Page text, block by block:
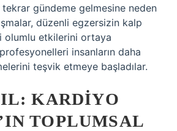
tekrar gündeme gelmesine neden
düzenli egzersizin kalp
olumlu etkilerini ortaya
insanların daha
teşvik etmeye başladılar.
KARDIYO
TOPLUMSAL